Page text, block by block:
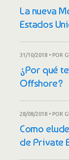
La nueva
Estados
31/10/2018 • POR
¿Por qué
Offshore?
28/08/2018 • POR
Como
de Private